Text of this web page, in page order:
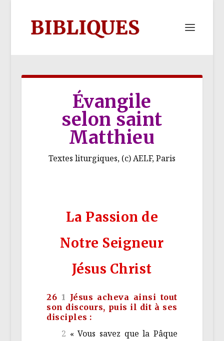
Évangile
selon saint
Matthieu
Textes liturgiques, (c) AELF, Paris
La Passion de
Notre Seigneur
Jésus Christ
26 1 Jésus acheva ainsi tout
son discours, puis il dit à ses
disciples :
2 « Vous savez que la Pâque